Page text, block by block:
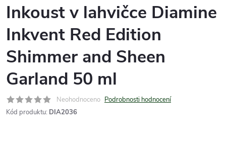
Inkoust v lahvičce Diamine
Inkvent Red Edition
Shimmer and Sheen
Garland 50 ml
Neohodnoceno Podrobnosti hodnocení
Kód produktu: DIA2036